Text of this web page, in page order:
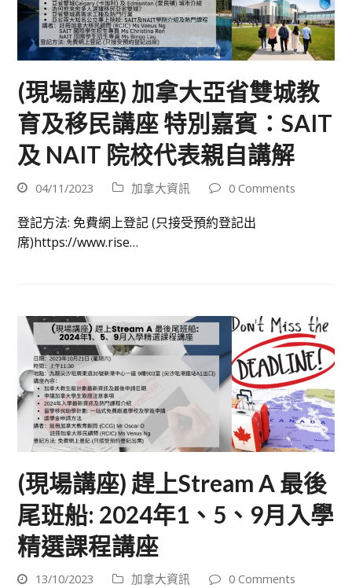
(現場講座) 加拿大亞省雙城教
育及移民講座 特別嘉賓：SAIT
及 NAIT 院校代表親自講解
04/11/2023 加拿大資訊 0 Comments
登記方法: 免費網上登記 (只接受預約登記出
席)https://www.rise…
(現場講座) 趕上Stream A 最後
尾班船: 2024年1、5、9月入學
精選課程講座
13/10/2023 加拿大資訊 0 Comments